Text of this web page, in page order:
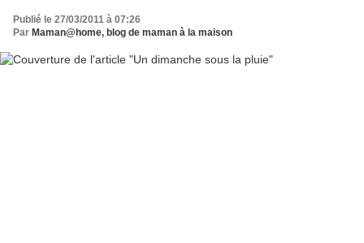
Publié le 27/03/2011 à 07:26
Par Maman@home, blog de maman à la maison